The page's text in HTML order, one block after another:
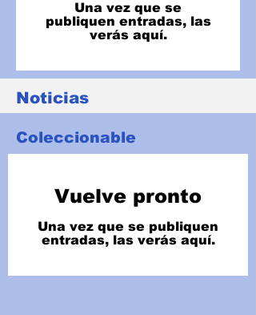
Una vez que se
publiquen entradas, las
verás aquí.
Noticias
Coleccionable
Vuelve pronto
Una vez que se publiquen
entradas, las verás aquí.